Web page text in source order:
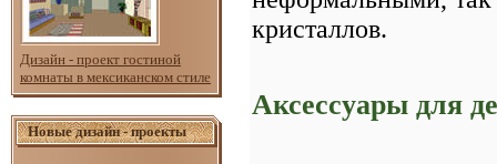
Дизайн - проект гостиной
комнаты в мексиканском стиле
Новые дизайн - проекты
кристаллов.
Аксессуары для